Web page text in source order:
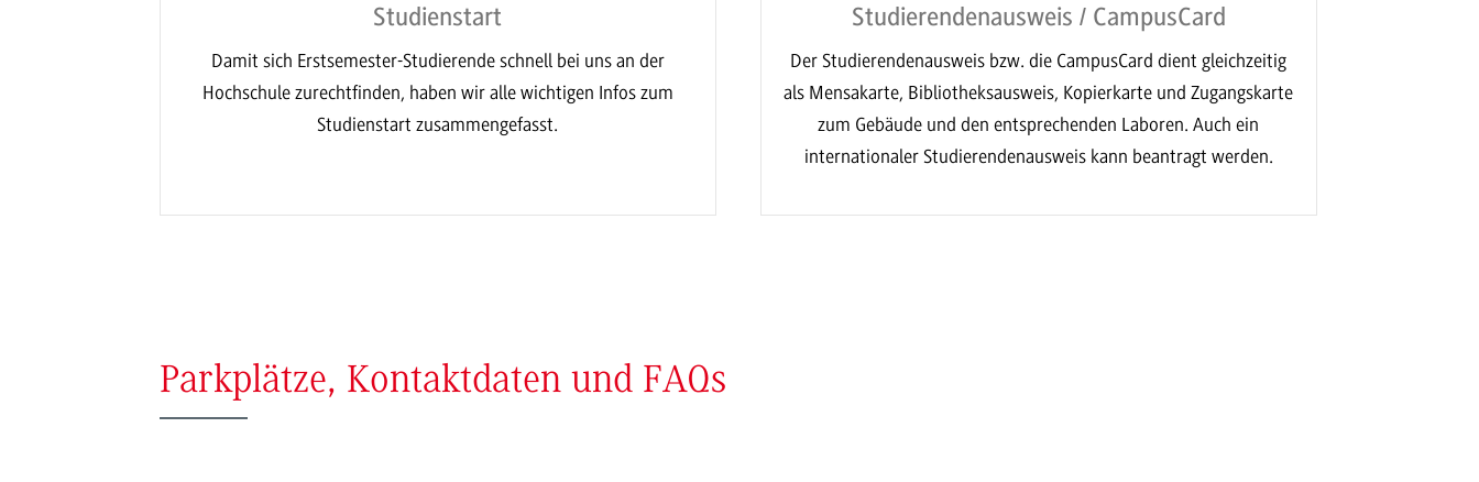
Studienstart
Damit sich Erstsemester-Studierende schnell bei uns an der
Hochschule zurechtfinden, haben wir alle wichtigen Infos zum
Studienstart zusammengefasst.
Studierendenausweis / CampusCard
Der Studierendenausweis bzw. die CampusCard dient gleichzeitig
als Mensakarte, Bibliotheksausweis, Kopierkarte und Zugangskarte
zum Gebäude und den entsprechenden Laboren. Auch ein
internationaler Studierendenausweis kann beantragt werden.
Parkplätze, Kontaktdaten und FAQs